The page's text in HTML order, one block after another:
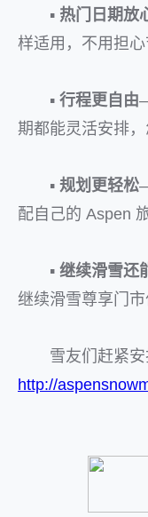
▪️ 热门日期放
样适用，不用担心
▪️ 行程更自由
期都能灵活安排，
▪️ 规划更轻松
配自己的 Aspen
▪️ 继续滑雪还
继续滑雪尊享门
雪友们赶紧安
http://